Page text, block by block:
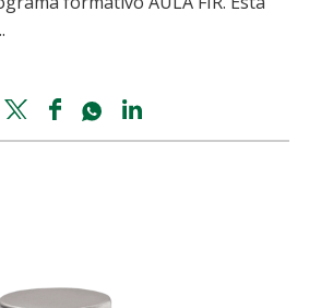
Twitter
share
Facebook
share
Whatsapp
shareshare